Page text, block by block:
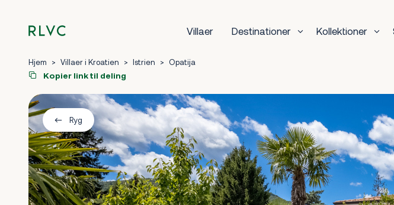
Villaer Destinationer Kollektioner
Hjem > Villaer i Kroatien > Istrien > Opatija
Kopier link til deling
Ryg